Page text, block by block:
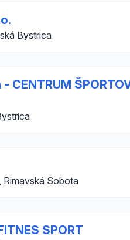
Bystrica
CENTRUM
Rimavská Sobota
SPORT